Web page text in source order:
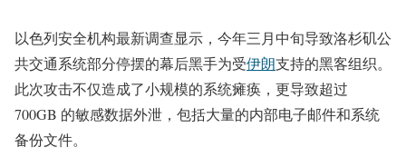
以色列安全机构最新调查显示，今年三月中旬导致洛杉矶公
共交通系统部分停摆的幕后黑手为受伊朗支持的黑客组织。
此次攻击不仅造成了小规模的系统瘫痪，更导致超过
700GB 的敏感数据外泄，包括大量的内部电子邮件和系统
备份文件。